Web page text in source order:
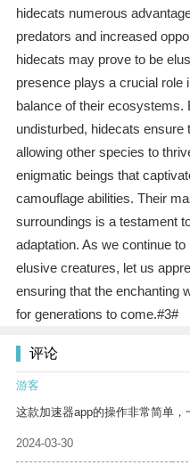
hidecats numerous
predators and increased
hidecats may prove to be
presence plays a crucial role
balance of their ecosystems.
undisturbed, hidecats ensure
allowing other species to
enigmatic beings that
camouflage abilities. Their
surroundings is a testament
adaptation. As we continue
elusive creatures, let us
ensuring that the enchanting
for generations to come.#3#
评论
游客
这款加速器app的操作非常简单，
2024-03-30